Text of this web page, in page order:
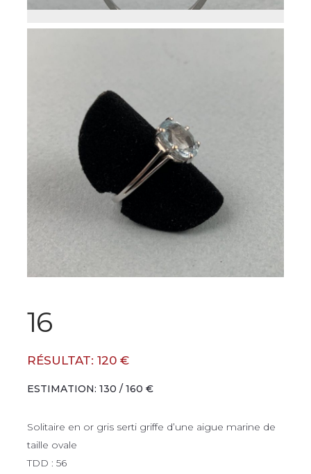
16
RÉSULTAT: 120 €
ESTIMATION: 130 / 160 €
Solitaire en or gris serti griffe d’une aigue marine de
taille ovale
TDD : 56